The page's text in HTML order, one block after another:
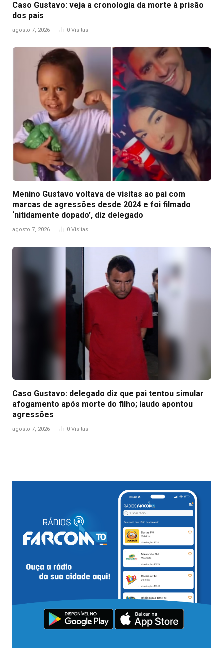
Caso Gustavo: veja a cronologia da morte à prisão
dos pais
agosto 7, 2026 0 Visitas
Menino Gustavo voltava de visitas ao pai com
marcas de agressões desde 2024 e foi filmado
‘nitidamente dopado’, diz delegado
agosto 7, 2026 0 Visitas
Caso Gustavo: delegado diz que pai tentou simular
afogamento após morte do filho; laudo apontou
agressões
agosto 7, 2026 0 Visitas